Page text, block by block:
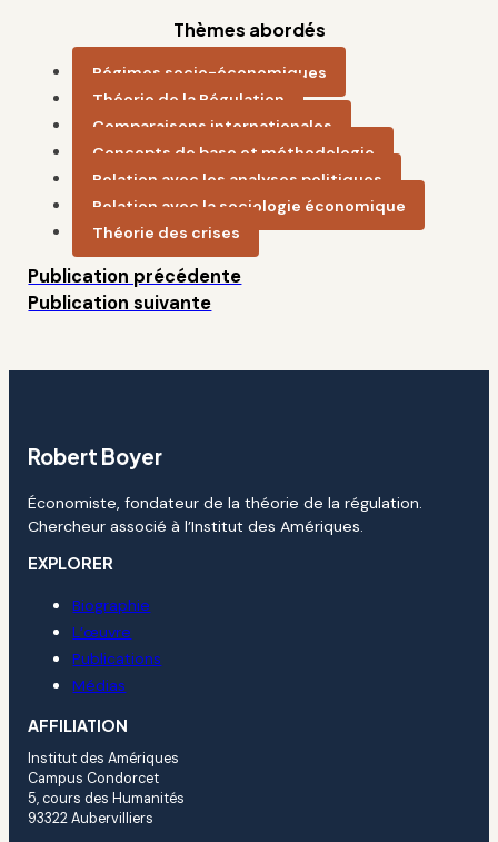
Thèmes abordés
Régimes socio-économiques
Théorie de la Régulation
Comparaisons internationales
Concepts de base et méthodologie
Relation avec les analyses politiques
Relation avec la sociologie économique
Théorie des crises
Publication précédente
Publication suivante
Robert Boyer
Économiste, fondateur de la théorie de la régulation.
Chercheur associé à l’Institut des Amériques.
EXPLORER
Biographie
L’œuvre
Publications
Médias
AFFILIATION
Institut des Amériques
Campus Condorcet
5, cours des Humanités
93322 Aubervilliers